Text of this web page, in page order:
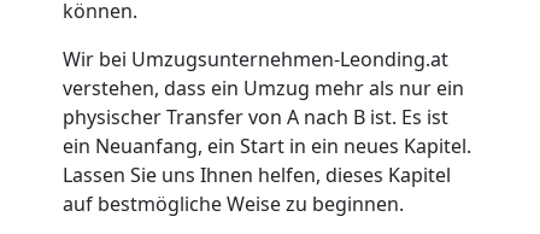
können.
Wir bei Umzugsunternehmen-Leonding.at
verstehen, dass ein Umzug mehr als nur ein
physischer Transfer von A nach B ist. Es ist
ein Neuanfang, ein Start in ein neues Kapitel.
Lassen Sie uns Ihnen helfen, dieses Kapitel
auf bestmögliche Weise zu beginnen.
Leonding
Umzug
für